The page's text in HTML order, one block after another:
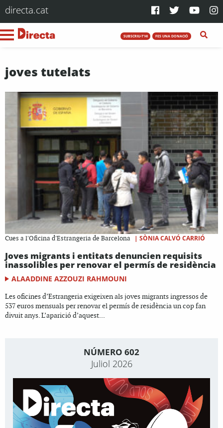
directa.cat
SUBSCRIU-T'HI FES UNA DONACIÓ
joves tutelats
Cues a l'Oficina d'Estrangeria de Barcelona | SÒNIA CALVÓ CARRIÓ
Joves migrants i entitats denuncien requisits
inassolibles per renovar el permís de residència
ALAADDINE AZZOUZI RAHMOUNI
Les oficines d’Estrangeria exigeixen als joves migrants ingressos de
537 euros mensuals per renovar el permís de residència un cop fan
divuit anys. L’aparició d’aquest...
NÚMERO 602
Juliol 2026